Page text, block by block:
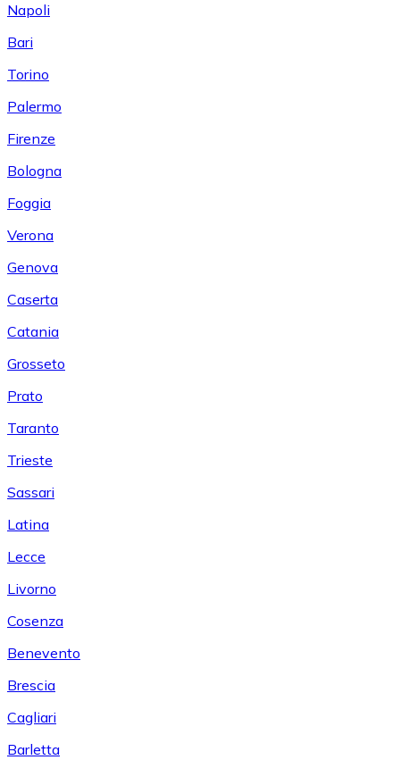
Napoli
Bari
Torino
Palermo
Firenze
Bologna
Foggia
Verona
Genova
Caserta
Catania
Grosseto
Prato
Taranto
Trieste
Sassari
Latina
Lecce
Livorno
Cosenza
Benevento
Brescia
Cagliari
Barletta